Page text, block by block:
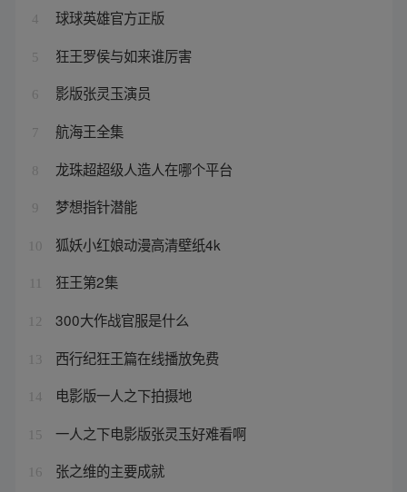
4 球球英雄官方正版
5 狂王罗侯与如来谁厉害
6 影版张灵玉演员
7 航海王全集
8 龙珠超超级人造人在哪个平台
9 梦想指针潜能
10 狐妖小红娘动漫高清壁纸4k
狂王第2集
12 300大作战官服是什么
13 西行纪狂王篇在线播放免费
14 电影版一人之下拍摄地
15 一人之下电影版张灵玉好难看啊
16 张之维的主要成就